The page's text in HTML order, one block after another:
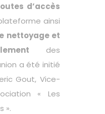
d’accès
ainsi
nettoyage et
des
a été initié
Gout, Vice-
« Les
».